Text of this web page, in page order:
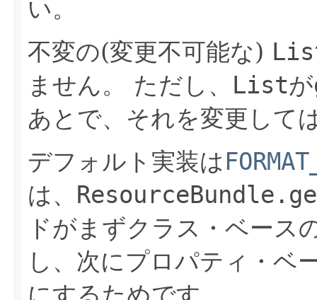
い。
不変の(変更不可能な)
ません。
ただし、 Listが
あとで、それを変更して
デフォルト実装は
は、
ドがまずクラス・ベース
し、次にプロパティ・ベ
にするためです。